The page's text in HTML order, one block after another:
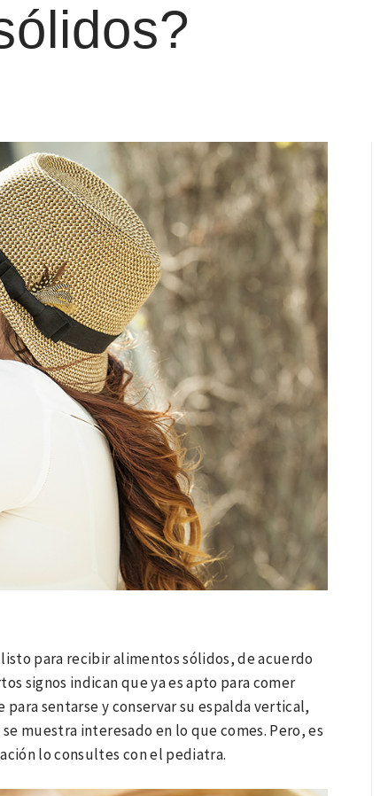
para recibir alimentos sólidos, de acuerdo
signos indican que ya es apto para comer
sentarse y conservar su espalda vertical,
muestra interesado en lo que comes. Pero, es
lo consultes con el pediatra.